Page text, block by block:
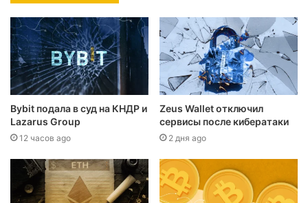
Bybit подала в суд на КНДР и
Lazarus Group
12 часов ago
Zeus Wallet отключил
сервисы после кибератаки
2 дня ago